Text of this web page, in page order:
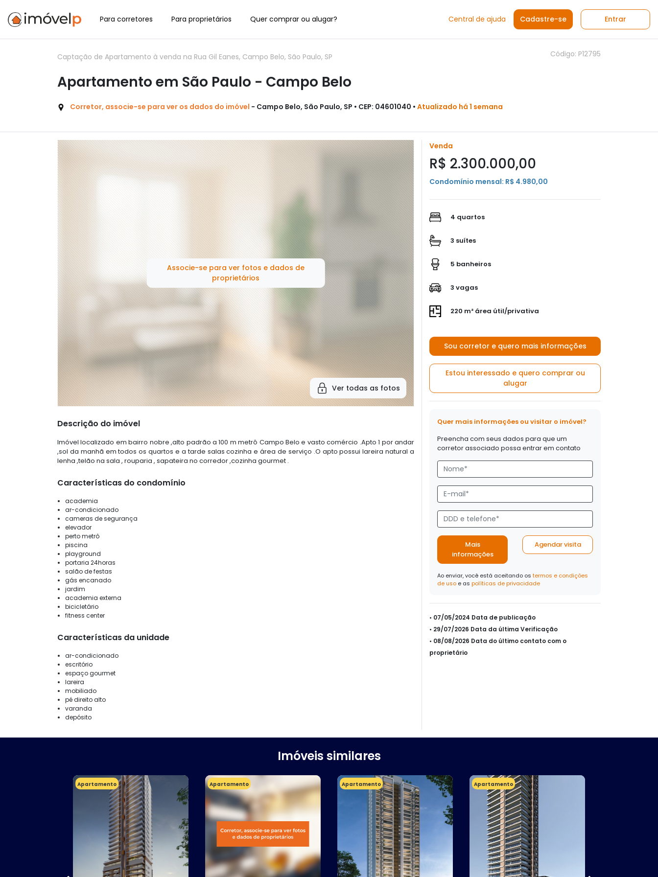
Para corretores Para proprietários Quer comprar ou alugar? Central de ajuda Cadastre-se Entrar
Captação de Apartamento à venda na Rua Gil Eanes, Campo Belo, São Paulo, SP Código: P12795
Apartamento em São Paulo - Campo Belo
Corretor, associe-se para ver os dados do imóvel - Campo Belo, São Paulo, SP • CEP: 04601040 • Atualizado há 1 semana
Associe-se para ver fotos e dados de
proprietários
Ver todas as fotos
Descrição do imóvel
Imóvel localizado em bairro nobre ,alto padrão a 100 m metrô Campo Belo e vasto comércio .Apto 1 por andar
,sol da manhã em todos os quartos e a tarde salas cozinha e área de serviço .O apto possui lareira natural a
lenha ,telão na sala , rouparia , sapateira no corredor ,cozinha gourmet .
Características do condomínio
academia
ar-condicionado
cameras de segurança
elevador
perto metrô
piscina
playground
portaria 24horas
salão de festas
gás encanado
jardim
academia externa
bicicletário
fitness center
Características da unidade
ar-condicionado
escritório
espaço gourmet
lareira
mobiliado
pé direito alto
varanda
depósito
Venda
R$ 2.300.000,00
Condomínio mensal: R$ 4.980,00
4 quartos
3 suítes
5 banheiros
3 vagas
220 m² área útil/privativa
Sou corretor e quero mais informações
Estou interessado e quero comprar ou
alugar
Quer mais informações ou visitar o imóvel?
Preencha com seus dados para que um
corretor associado possa entrar em contato
Mais
informações
Agendar visita
Ao enviar, você está aceitando os termos e condições
de uso e as políticas de privacidade
• 07/05/2024 Data de publicação
• 29/07/2026 Data da última Verificação
• 08/08/2026 Data do último contato com o
proprietário
Imóveis similares
Apartamento Apartamento Apartamento Apartamento